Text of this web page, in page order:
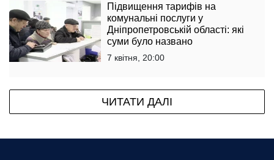
Підвищення тарифів на
комунальні послуги у
Дніпропетровській області: які
суми було названо
7 квітня, 20:00
ЧИТАТИ ДАЛІ